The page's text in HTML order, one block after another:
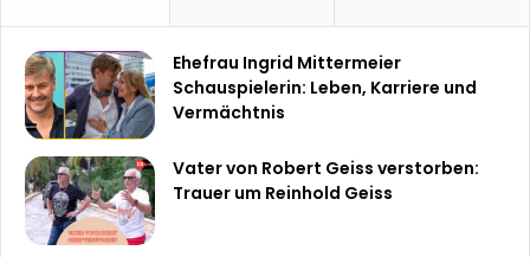
Ehefrau Ingrid Mittermeier
Schauspielerin: Leben, Karriere und
Vermächtnis
Vater von Robert Geiss verstorben:
Trauer um Reinhold Geiss